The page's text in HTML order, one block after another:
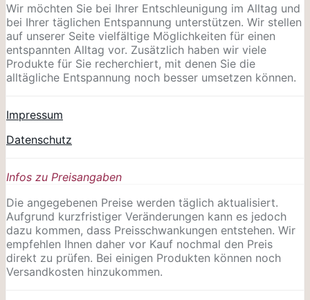
Wir möchten Sie bei Ihrer Entschleunigung im Alltag und
bei Ihrer täglichen Entspannung unterstützen. Wir stellen
auf unserer Seite vielfältige Möglichkeiten für einen
entspannten Alltag vor. Zusätzlich haben wir viele
Produkte für Sie recherchiert, mit denen Sie die
alltägliche Entspannung noch besser umsetzen können.
Impressum
Datenschutz
Infos zu Preisangaben
Die angegebenen Preise werden täglich aktualisiert.
Aufgrund kurzfristiger Veränderungen kann es jedoch
dazu kommen, dass Preisschwankungen entstehen. Wir
empfehlen Ihnen daher vor Kauf nochmal den Preis
direkt zu prüfen. Bei einigen Produkten können noch
Versandkosten hinzukommen.